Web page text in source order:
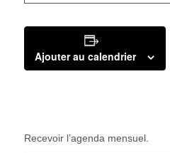
Ajouter au calendrier
Recevoir l’agenda mensuel.